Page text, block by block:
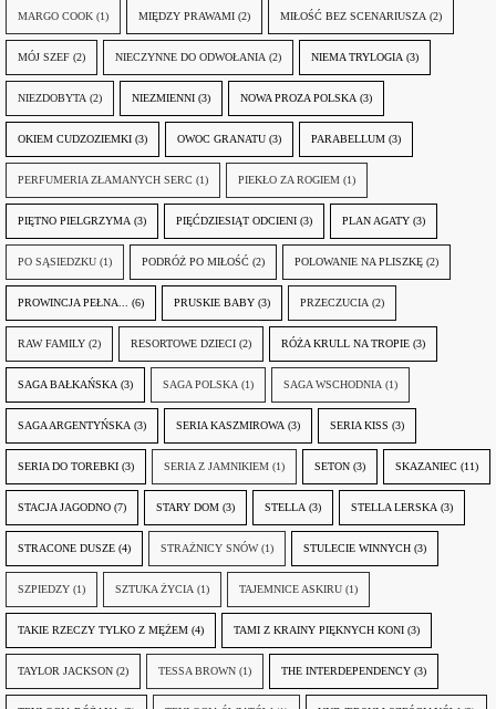
MARGO COOK (1) MIĘDZY PRAWAMI (2) MIŁOŚĆ BEZ SCENARIUSZA (2)
MÓJ SZEF (2) NIECZYNNE DO ODWOŁANIA (2) NIEMA TRYLOGIA (3)
NIEZDOBYTA (2) NIEZMIENNI (3) NOWA PROZA POLSKA (3)
OKIEM CUDZOZIEMKI (3) OWOC GRANATU (3) PARABELLUM (3)
PERFUMERIA ZŁAMANYCH SERC (1) PIEKŁO ZA ROGIEM (1)
PIĘTNO PIELGRZYMA (3) PIĘĆDZIESIĄT ODCIENI (3) PLAN AGATY (3)
PO SĄSIEDZKU (1) PODRÓŻ PO MIŁOŚĆ (2) POLOWANIE NA PLISZKĘ (2)
PROWINCJA PEŁNA... (6) PRUSKIE BABY (3) PRZECZUCIA (2)
RAW FAMILY (2) RESORTOWE DZIECI (2) RÓŻA KRULL NA TROPIE (3)
SAGA BAŁKAŃSKA (3) SAGA POLSKA (1) SAGA WSCHODNIA (1)
SAGA ARGENTYŃSKA (3) SERIA KASZMIROWA (3) SERIA KISS (3)
SERIA DO TOREBKI (3) SERIA Z JAMNIKIEM (1) SETON (3) SKAZANIEC (11)
STACJA JAGODNO (7) STARY DOM (3) STELLA (3) STELLA LERSKA (3)
STRACONE DUSZE (4) STRAŻNICY SNÓW (1) STULECIE WINNYCH (3)
SZPIEDZY (1) SZTUKA ŻYCIA (1) TAJEMNICE ASKIRU (1)
TAKIE RZECZY TYLKO Z MĘŻEM (4) TAMI Z KRAINY PIĘKNYCH KONI (3)
TAYLOR JACKSON (2) TESSA BROWN (1) THE INTERDEPENDENCY (3)